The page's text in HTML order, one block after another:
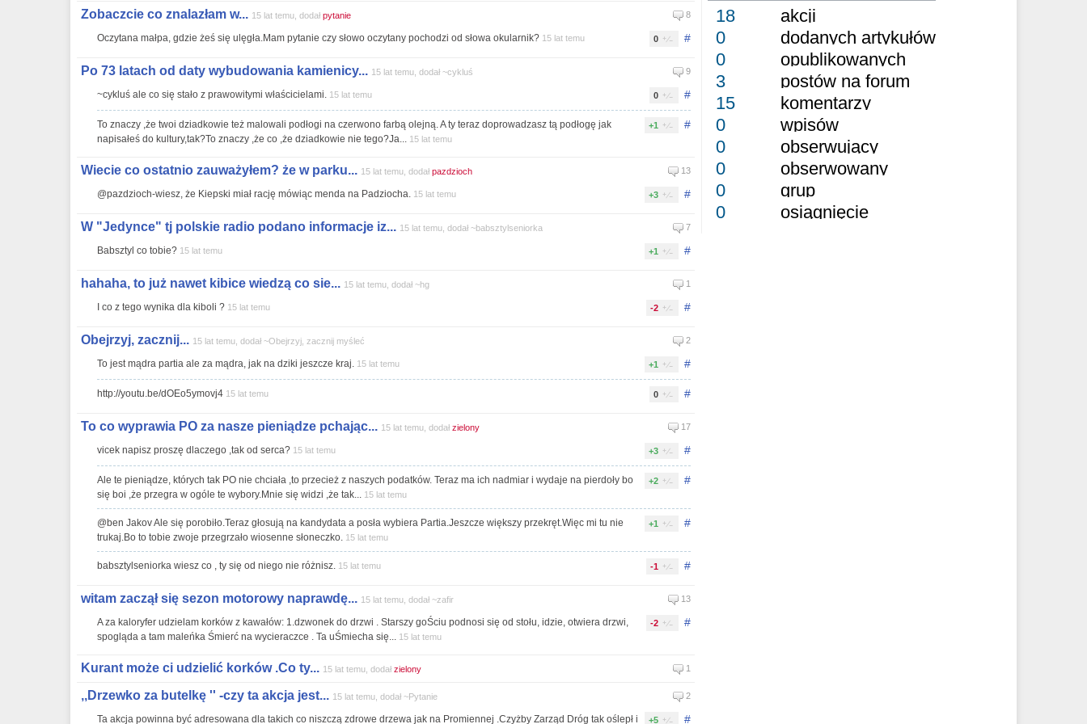
Zobaczcie co znalazłam w... 15 lat temu, dodał pytanie 8
#
0
Oczytana małpa, gdzie żeś się ulęgła.Mam pytanie czy słowo oczytany pochodzi od słowa okularnik? 15 lat temu
Po 73 latach od daty wybudowania kamienicy... 15 lat temu, dodał ~cykluś 9
#
0
~cykluś ale co się stało z prawowitymi właścicielami. 15 lat temu
#
+1
To znaczy ,że twoi dziadkowie też malowali podłogi na czerwono farbą olejną. A ty teraz doprowadzasz tą podłogę jak
napisałeś do kultury,tak?To znaczy ,że co ,że dziadkowie nie tego?Ja... 15 lat temu
Wiecie co ostatnio zauważyłem? że w parku... 15 lat temu, dodał pazdzioch 13
#
+3
@pazdzioch-wiesz, że Kiepski miał rację mówiąc menda na Padziocha. 15 lat temu
W "Jedynce" tj polskie radio podano informacje iz... 15 lat temu, dodał ~babsztylseniorka 7
#
+1
Babsztyl co tobie? 15 lat temu
hahaha, to już nawet kibice wiedzą co sie... 15 lat temu, dodał ~hg 1
#
-2
I co z tego wynika dla kiboli ? 15 lat temu
Obejrzyj, zacznij... 15 lat temu, dodał ~Obejrzyj, zacznij myśleć 2
#
+1
To jest mądra partia ale za mądra, jak na dziki jeszcze kraj. 15 lat temu
#
0
http://youtu.be/dOEo5ymovj4 15 lat temu
To co wyprawia PO za nasze pieniądze pchając... 15 lat temu, dodał zielony 17
#
+3
vicek napisz proszę dlaczego ,tak od serca? 15 lat temu
#
+2
Ale te pieniądze, których tak PO nie chciała ,to przecież z naszych podatków. Teraz ma ich nadmiar i wydaje na pierdoły bo
się boi ,że przegra w ogóle te wybory.Mnie się widzi ,że tak... 15 lat temu
#
+1
@ben Jakov Ale się porobiło.Teraz głosują na kandydata a posła wybiera Partia.Jeszcze większy przekręt.Więc mi tu nie
trukaj.Bo to tobie zwoje przegrzało wiosenne słoneczko. 15 lat temu
#
-1
babsztylseniorka wiesz co , ty się od niego nie różnisz. 15 lat temu
witam zaczął się sezon motorowy naprawdę... 15 lat temu, dodał ~zafir 13
#
-2
A za kaloryfer udzielam korków z kawałów: 1.dzwonek do drzwi . Starszy goŚciu podnosi się od stołu, idzie, otwiera drzwi,
spogląda a tam maleńka Śmierć na wycieraczce . Ta uŚmiecha się... 15 lat temu
Kurant może ci udzielić korków .Co ty... 15 lat temu, dodał zielony 1
,,Drzewko za butelkę '' -czy ta akcja jest... 15 lat temu, dodał ~Pytanie 2
#
+5
Ta akcja powinna być adresowana dla takich co niszczą zdrowe drzewa jak na Promiennej .Czyżby Zarząd Dróg tak oślepł i
18
akcji
0
dodanych artykułów
0
opublikowanych
3
postów na forum
15
komentarzy
0
wpisów
0
obserwujący
0
obserwowany
0
grup
0
osiągnięcie